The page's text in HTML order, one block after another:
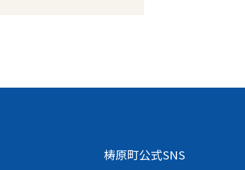
梼原町公式SNS